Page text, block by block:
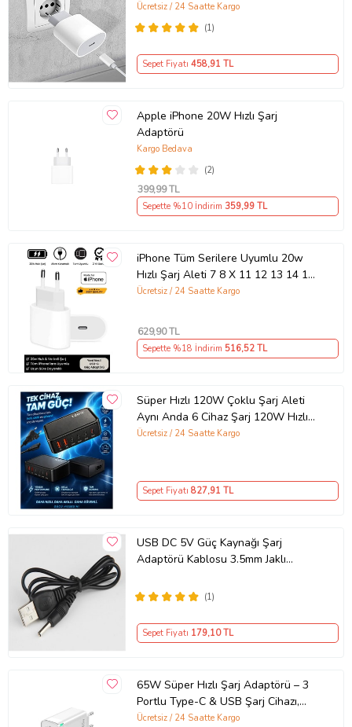
Uyumlu Şarj Aleti Seti
(1)
Ücretsiz / 24 Saatte Kargo
Sepet Fiyatı 458,91 TL
Apple iPhone 20W Hızlı Şarj
Adaptörü
(2)
Kargo Bedava
399,99 TL
Sepette %10 İndirim 359,99 TL
iPhone Tüm Serilere Uyumlu 20w
Hızlı Şarj Aleti 7 8 X 11 12 13 14 15
16 İçin Type-C Girişli Adaptör
Ücretsiz / 24 Saatte Kargo
629,90 TL
Sepette %18 İndirim 516,52 TL
Süper Hızlı 120W Çoklu Şarj Aleti
Aynı Anda 6 Cihaz Şarj 120W Hızlı
Şarj İstasyonu Çoklu USB & Type-C
Ücretsiz / 24 Saatte Kargo
Sepet Fiyatı 827,91 TL
USB DC 5V Güç Kaynağı Şarj
Adaptörü Kablosu 3.5mm Jaklı
(1)
Sepet Fiyatı 179,10 TL
65W Süper Hızlı Şarj Adaptörü – 3
Portlu Type-C & USB Şarj Cihazı,
GaN Teknolojili 65W Hızlı Şarj Cihazı
Ücretsiz / 24 Saatte Kargo